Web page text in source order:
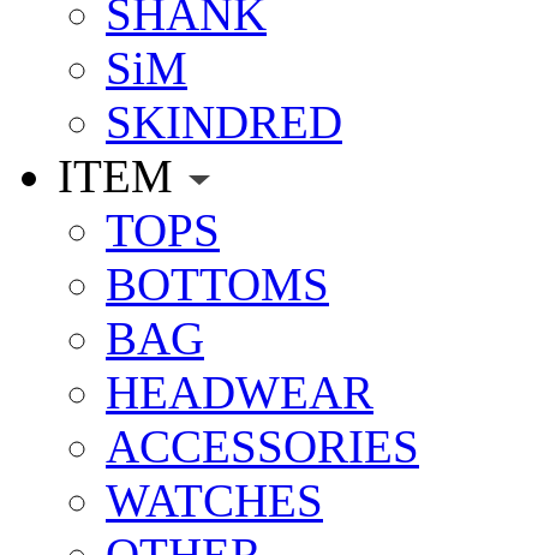
SHANK
SiM
SKINDRED
ITEM
TOPS
BOTTOMS
BAG
HEADWEAR
ACCESSORIES
WATCHES